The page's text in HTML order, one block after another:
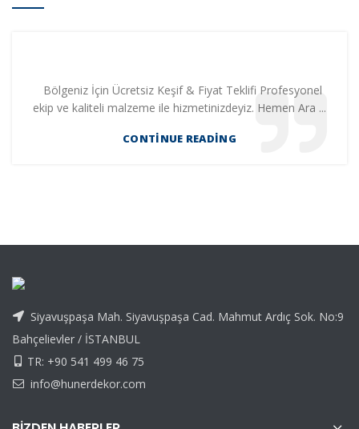
Bölgeniz İçin Ücretsiz Keşif & Fiyat Teklifi Profesyonel
ekip ve kaliteli malzeme ile hizmetinizdeyiz. Hemen Ara ...
CONTINUE READING
Siyavuşpaşa Mah. Siyavuşpaşa Cad. Mahmut Ardıç Sok. No:9
Bahçelievler / İSTANBUL
TR: +90 541 499 46 75
info@hunerdekor.com